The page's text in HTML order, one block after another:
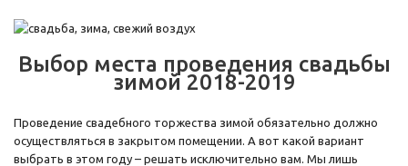
Выбор места проведения свадьбы
зимой 2018-2019
Проведение свадебного торжества зимой обязательно должно
осуществляться в закрытом помещении. А вот какой вариант
выбрать в этом году – решать исключительно вам. Мы лишь